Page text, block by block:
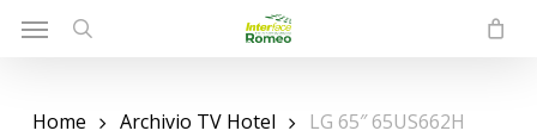
Skip
content
Menu
Home Archivio TV Hotel LG 65″ 65US662H